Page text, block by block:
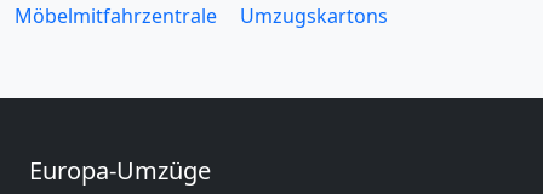
Möbelmitfahrzentrale
Umzugskartons
Europa-Umzüge